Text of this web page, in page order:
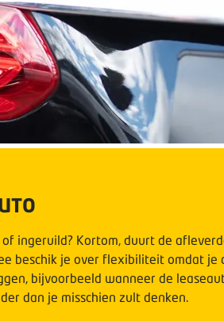
ingeruild? Kortom, duurt de
beschik je over flexibiliteit omdat je
bijvoorbeeld wanneer de
dan je misschien zult denken.